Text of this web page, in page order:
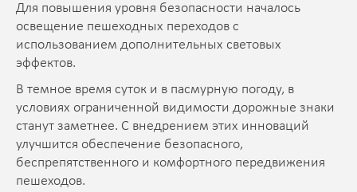
Для повышения уровня безопасности началось
освещение пешеходных переходов с
использованием дополнительных световых
эффектов.
В темное время суток и в пасмурную погоду, в
условиях ограниченной видимости дорожные знаки
станут заметнее. С внедрением этих инноваций
улучшится обеспечение безопасного,
беспрепятственного и комфортного передвижения
пешеходов.